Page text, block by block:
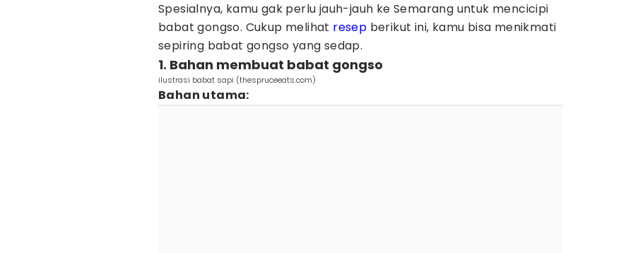
Spesialnya, kamu gak perlu jauh-jauh ke Semarang untuk mencicipi
babat gongso. Cukup melihat resep berikut ini, kamu bisa menikmati
sepiring babat gongso yang sedap.
1. Bahan membuat babat gongso
ilustrasi babat sapi (thespruceeats.com)
Bahan utama: